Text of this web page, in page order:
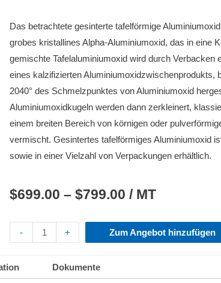
Das betrachtete gesinterte tafelförmige
grobes kristallines Alpha-Aluminiumoxid, das in eine
gemischte Tafelaluminiumoxid wird durch Verbacken
eines kalzifizierten Aluminiumoxidzwischenprodukts,
2040° des Schmelzpunktes von Aluminiumoxid
Aluminiumoxidkugeln werden dann zerkleinert,
einem breiten Bereich von körnigen oder
vermischt.Gesintertes tafelförmiges Aluminiumoxid
sowie in einer Vielzahl von Verpackungen erhältlich.
$699.00 –$799.00 / MT
- + Zum Angebot hinzufügen
Dokumente